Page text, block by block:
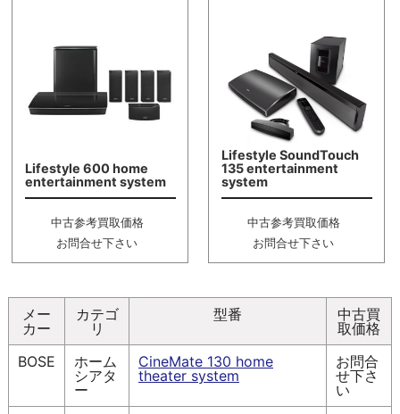
Lifestyle 600 home
entertainment system
中古参考買取価格
お問合せ下さい
Lifestyle SoundTouch
135 entertainment
system
中古参考買取価格
お問合せ下さい
メー
カー
カテゴ
リ
型番
中古買
取価格
BOSE
ホーム
シアタ
ー
CineMate 130 home
theater system
お問合
せ下さ
い